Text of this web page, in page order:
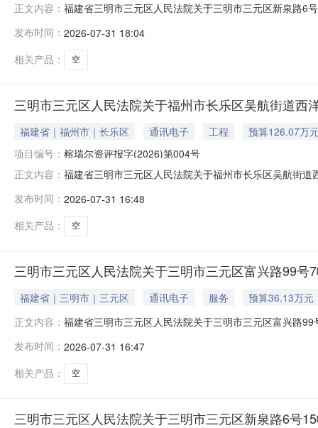
正文内容： 福建省三明市三元区人民法院关于三明市三元区新泉路6
15幢1205室房产，不动产证号：闽（2022）三明市不
发布时间： 2026-07-31 18:04
相关产品：
空
三明市三元区人民法院关于福州市长乐区吴航街道
福建省｜福州市｜长乐区 通讯电子 工程
预算126.07万
项目编号： 榕瑞尔资评报字(2026)第004号
正文内容： 福建省三明市三元区人民法院关于福州市长乐区吴航街
下：一、拍卖标的：福州市长乐区吴航街道西洋北路
评估
发布时间： 2026-07-31 16:48
相关产品：
空
三明市三元区人民法院关于三明市三元区富兴路99
福建省｜三明市｜三元区 通讯电子 服务
预算36.13万元
正文内容： 福建省三明市三元区人民法院关于三明市三元区富兴路
7幢2302室房产，不动产证号：闽（2024）三明市不动
发布时间： 2026-07-31 16:47
相关产品：
空
三明市三元区人民法院关于三明市三元区新泉路6号